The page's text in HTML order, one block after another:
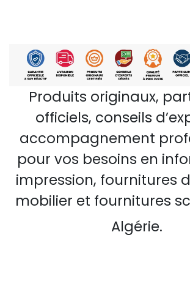
Produits originaux,
officiels, conseils
accompagnement
pour vos besoins en
impression, fournitures
mobilier et fournitures
Algérie.